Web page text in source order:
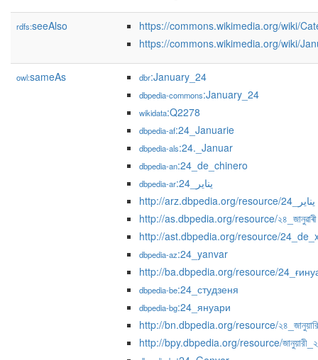
rdfs:seeAlso
https://commons.wikimedia.org/wiki/
https://commons.wikimedia.org/wiki/
owl:sameAs dbr:January_24
dbpedia-commons:January_24
wikidata:Q2278
dbpedia-af:24_Januarie
dbpedia-als:24._Januar
dbpedia-an:24_de_chinero
dbpedia-ar
:24_يناير
http://arz.dbpedia.org/resource/24_يناير
http://as.dbpedia.org/resource/২৪_জানুৱাৰী
http://ast.dbpedia.org/resource/
dbpedia-az:24_yanvar
http://ba.dbpedia.org/resource/
dbpedia-be:24_студзеня
dbpedia-bg:24_януари
http://bn.dbpedia.org/resource/২৪_জানুয়ারি
http://bpy.dbpedia.org/resource/